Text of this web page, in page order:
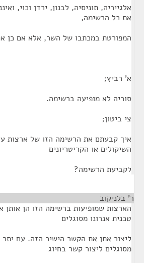
אלגייריה, תוניסיה, לבנון, ירדן וכוי,
את כל הרשימה,
המפורטת במכתבו של השר, אלא אם כן
א' רביץ;
סוריה לא מופיעה ברשימה.
צי ביטון;
איך קבעתם את הרשימה הזו של ארצות
השיקולים או הקריטריונים
לקביעת הרשימה?
ר' בלניקוב
הארצות שמופיעות ברשימה הזו הן אותן
טכנית אנרונו מסוגלים
ליצור אתן את הקשר הישיר הזה. עם יתר
מסוגלים ליצור קשר בחיוג